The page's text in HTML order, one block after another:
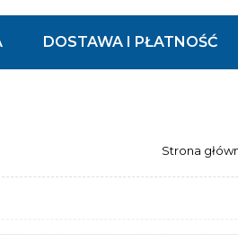
DOSTAWA I PŁATNOŚĆ
Strona